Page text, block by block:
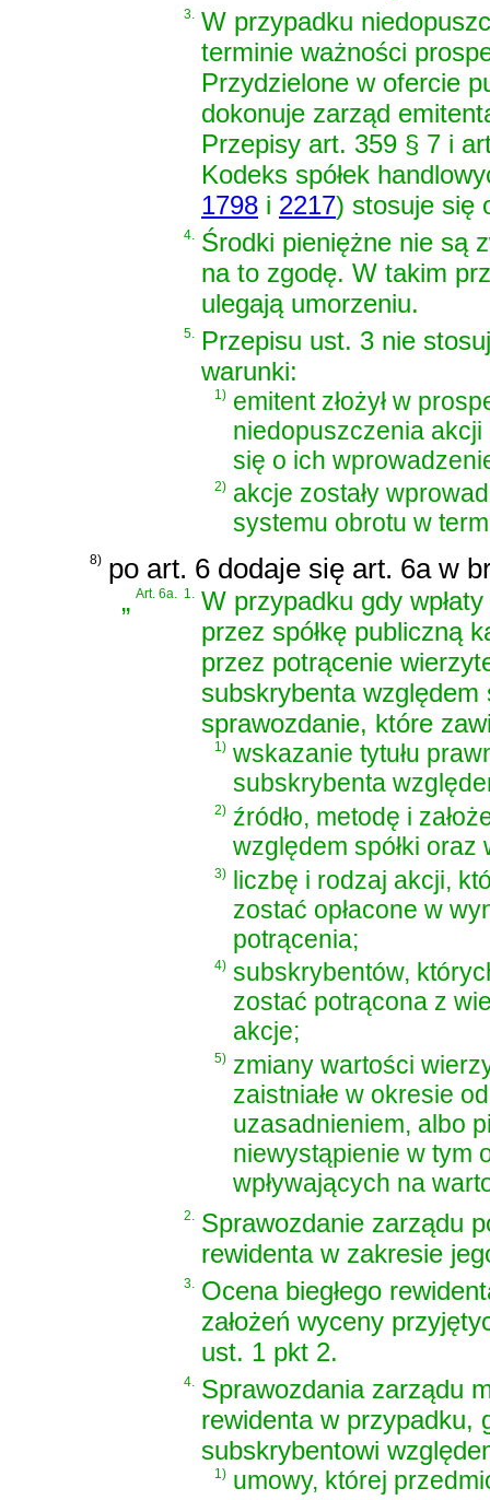
3.
W przypadku
terminie ważności
Przydzielone w ofercie
dokonuje zarząd
Przepisy art. 359 § 7 i
Kodeks spółek
1798 i 2217) stosuje się
4.
Środki pieniężne nie są
na to zgodę. W takim
ulegają umorzeniu.
5.
Przepisu ust. 3 nie
warunki:
1) emitent złożył w
niedopuszczenia akcji
się o ich
2) akcje zostały
systemu obrotu w
8) po art. 6 dodaje się art. 6a w
„Art. 6a. 1. W przypadku gdy
przez spółkę publiczną
przez potrącenie
subskrybenta względem
sprawozdanie, które
1) wskazanie tytułu
subskrybenta
2) źródło, metodę i
względem spółki
3) liczbę i rodzaj akcji,
zostać opłacone w
potrącenia;
4) subskrybentów,
zostać potrącona z
akcje;
5) zmiany wartości
zaistniałe w okresie
uzasadnieniem, albo
niewystąpienie w tym
wpływających na
2. Sprawozdanie zarządu
rewidenta w zakresie
3. Ocena biegłego
założeń wyceny
ust. 1 pkt 2.
4. Sprawozdania zarządu
rewidenta w przypadku,
subskrybentowi
1) umowy, której